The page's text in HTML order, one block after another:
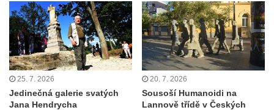
Zbytek světeckého sloupu v Klášterci nad
Ohří
Sloup svatého Floriána v Žatci
Sloup Nejsvětější Trojice v Žatci
Sloup svatého Jana Nepomuckého v Žatci
Sloup se sochou Ukřižovaného v Žatci
25. 7. 2026
Jedinečná galerie svatých
Jana Hendrycha
20. 7. 2026
Sousoší Humanoidi na
Lannově třídě v Českých